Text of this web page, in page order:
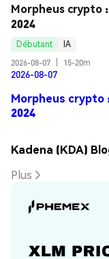
Morpheus crypto
2024
Débutant
IA
2026-08-07
15-20m
2026-08-07
Morpheus crypto
2024
Kadena (KDA)
Plus